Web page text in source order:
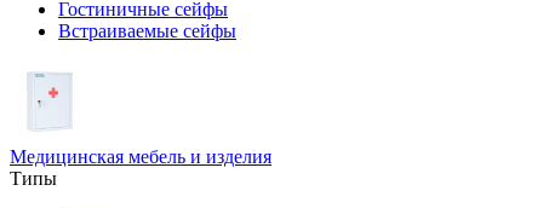
Гостиничные сейфы
Встраиваемые сейфы
Медицинская мебель и изделия
Типы